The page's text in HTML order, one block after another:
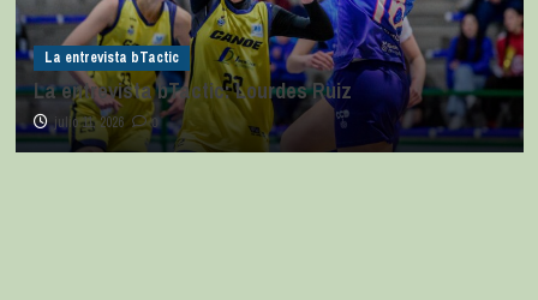
La entrevista bTactic
La entrevista bTactic: Lourdes Ruiz
julio 11, 2026 0